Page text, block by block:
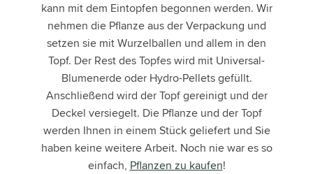
kann mit dem Eintopfen begonnen werden. Wir
nehmen die Pflanze aus der Verpackung und
setzen sie mit Wurzelballen und allem in den
Topf. Der Rest des Topfes wird mit Universal-
Blumenerde oder Hydro-Pellets gefüllt.
Anschließend wird der Topf gereinigt und der
Deckel versiegelt. Die Pflanze und der Topf
werden Ihnen in einem Stück geliefert und Sie
haben keine weitere Arbeit. Noch nie war es so
einfach, Pflanzen zu kaufen!